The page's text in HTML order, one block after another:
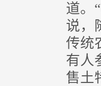
道。
说，
传统
有人
售土